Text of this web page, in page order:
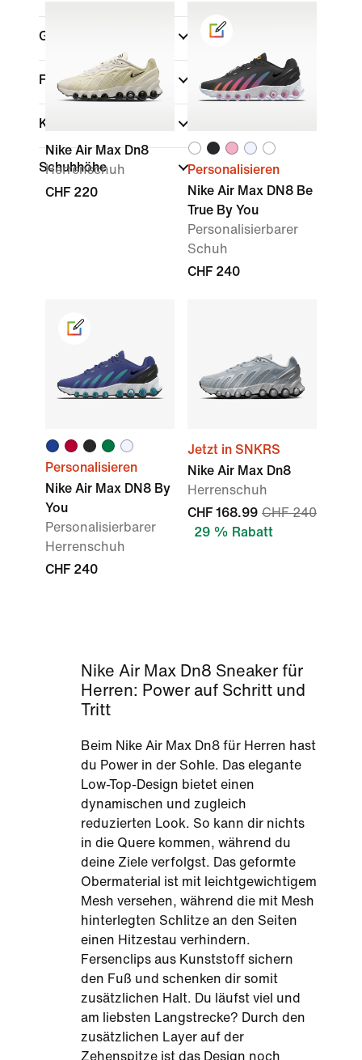
Größe
Farbe
Kollektionen
Schuhhöhe
Nike Air Max Dn8
Herrenschuh
CHF 220
Personalisieren
Nike Air Max DN8 Be
True By You
Personalisierbarer
Schuh
CHF 240
Personalisieren
Nike Air Max DN8 By
You
Personalisierbarer
Herrenschuh
CHF 240
Jetzt in SNKRS
Nike Air Max Dn8
Herrenschuh
CHF 168.99 CHF 240
29 % Rabatt
Nike Air Max Dn8 Sneaker für
Herren: Power auf Schritt und
Tritt
Beim Nike Air Max Dn8 für Herren hast
du Power in der Sohle. Das elegante
Low-Top-Design bietet einen
dynamischen und zugleich
reduzierten Look. So kann dir nichts
in die Quere kommen, während du
deine Ziele verfolgst. Das geformte
Obermaterial ist mit leichtgewichtigem
Mesh versehen, während die mit Mesh
hinterlegten Schlitze an den Seiten
einen Hitzestau verhindern.
Fersenclips aus Kunststoff sichern
den Fuß und schenken dir somit
zusätzlichen Halt. Du läufst viel und
am liebsten Langstrecke? Durch den
zusätzlichen Layer auf der
Zehenspitze ist das Design noch